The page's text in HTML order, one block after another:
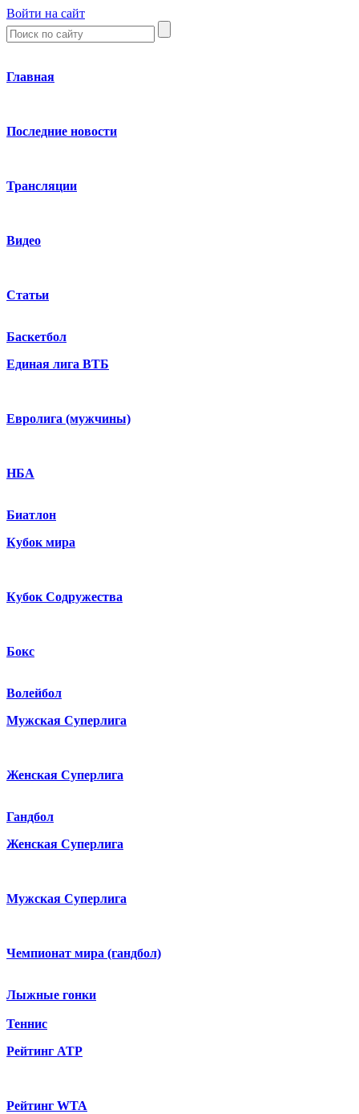
Войти на сайт
Главная
Последние новости
Трансляции
Видео
Статьи
Баскетбол
Единая лига ВТБ
Евролига (мужчины)
НБА
Биатлон
Кубок мира
Кубок Содружества
Бокс
Волейбол
Мужская Суперлига
Женская Суперлига
Гандбол
Женская Суперлига
Мужская Суперлига
Чемпионат мира (гандбол)
Лыжные гонки
Теннис
Рейтинг ATP
Рейтинг WTA